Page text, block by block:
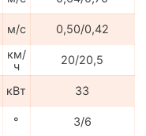
м/с
0,50/0,42
км/
ч
20/20,5
кВт
33
°
3/6